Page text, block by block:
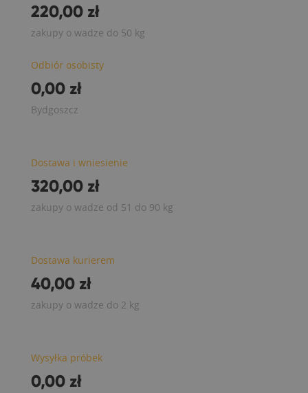
220,00 zł
zakupy o wadze do 50 kg
Odbiór osobisty
0,00 zł
Bydgoszcz
Dostawa i wniesienie
320,00 zł
zakupy o wadze od 51 do 90 kg
Dostawa kurierem
40,00 zł
zakupy o wadze do 2 kg
Wysyłka próbek
0,00 zł